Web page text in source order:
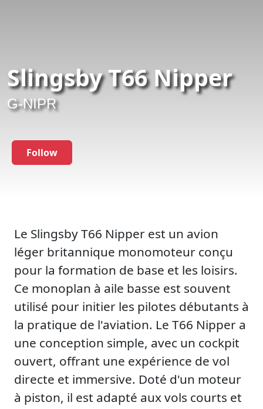
Slingsby T66 Nipper
G-NIPR
Follow
Le Slingsby T66 Nipper est un avion
léger britannique monomoteur conçu
pour la formation de base et les loisirs.
Ce monoplan à aile basse est souvent
utilisé pour initier les pilotes débutants à
la pratique de l'aviation. Le T66 Nipper a
une conception simple, avec un cockpit
ouvert, offrant une expérience de vol
directe et immersive. Doté d'un moteur
à piston, il est adapté aux vols courts et